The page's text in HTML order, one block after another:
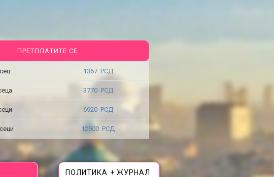
ПРЕТПЛАТИТЕ СЕ
1367 РСД
3770 РСД
6920 РСД
12500 РСД
ПОЛИТИКА + ЖУРНАЛ